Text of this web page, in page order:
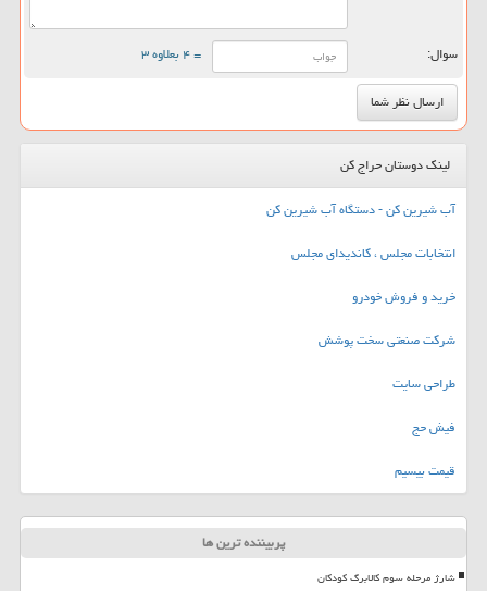
سوال: = ۴ بعلاوه ۳
لینک دوستان حراج کن
آب شیرین کن - دستگاه آب شیرین کن
انتخابات مجلس ، کاندیدای مجلس
خرید و فروش خودرو
شرکت صنعتی سخت پوشش
طراحی سایت
فیش حج
قیمت بیسیم
پربیننده ترین ها
شارژ مرحله سوم کالابرگ کودکان